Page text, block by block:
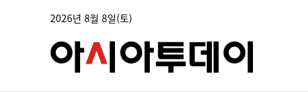
2026년 8월 8일(토)